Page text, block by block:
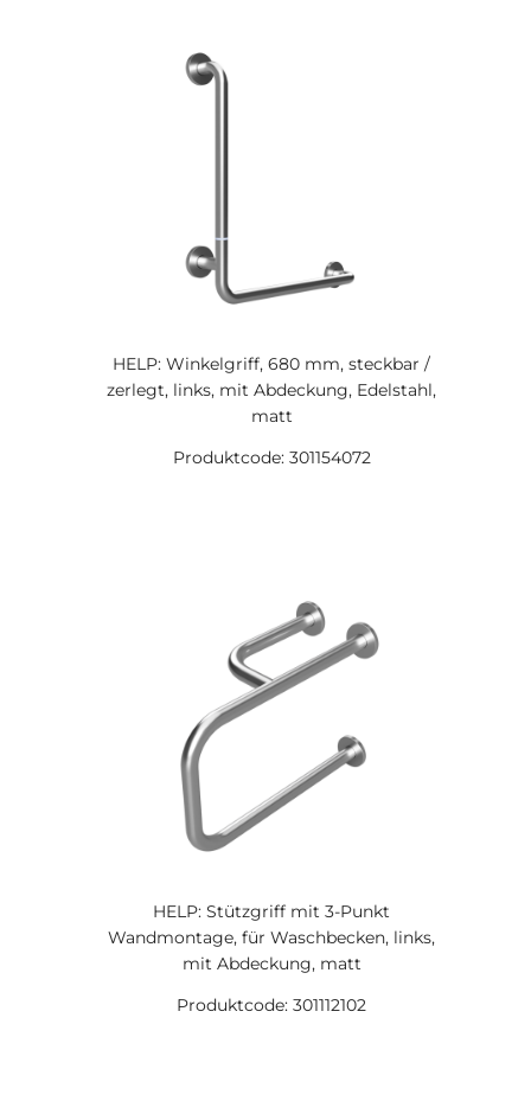
HELP: Winkelgriff, 680 mm, steckbar /
zerlegt, links, mit Abdeckung, Edelstahl,
matt
Produktcode: 301154072
HELP: Stützgriff mit 3-Punkt
Wandmontage, für Waschbecken, links,
mit Abdeckung, matt
Produktcode: 301112102